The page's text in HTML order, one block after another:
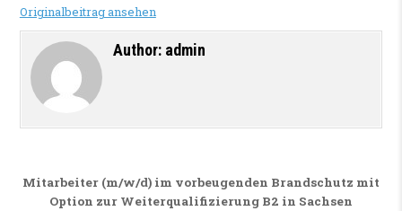
Originalbeitrag ansehen
Author: admin
Beitragsnavigation
Mitarbeiter (m/w/d) im vorbeugenden Brandschutz mit
Option zur Weiterqualifizierung B2 in Sachsen